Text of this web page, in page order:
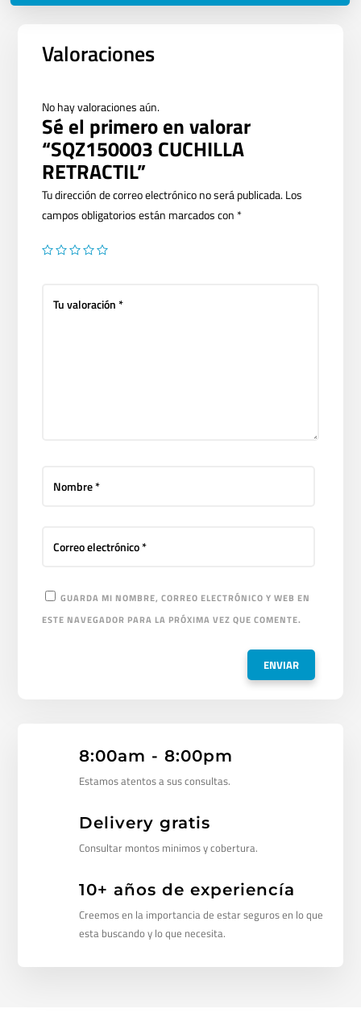
Valoraciones
No hay valoraciones aún.
Sé el primero en valorar
“SQZ150003 CUCHILLA
RETRACTIL”
Tu dirección de correo electrónico no será publicada.Los
campos obligatorios están marcados con *
GUARDA MI NOMBRE, CORREO ELECTRÓNICO Y WEB EN
ESTE NAVEGADOR PARA LA PRÓXIMA VEZ QUE COMENTE.
8:00am - 8:00pm
Estamos atentos a sus consultas.
Delivery gratis
Consultar montos minimos y cobertura.
10+ años de experiencía
Creemos en la importancia de estar seguros en lo que
esta buscando y lo que necesita.